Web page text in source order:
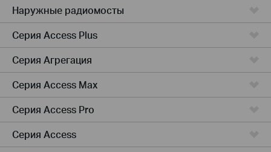
Наружные радиомосты
Серия Access Plus
Серия Агрегация
Серия Access Max
Серия Access Pro
Серия Access